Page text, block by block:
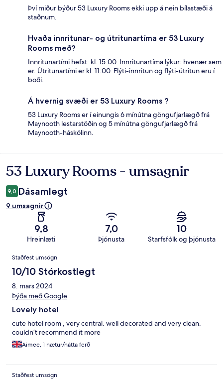
Því miður býður 53 Luxury Rooms ekki upp á nein bílastæði á
staðnum.
Hvaða innritunar- og útritunartíma er 53 Luxury
Rooms með?
Innritunartími hefst: kl. 15:00. Innritunartíma lýkur: hvenær sem
er. Útritunartími er kl. 11:00. Flýti-innritun og flýti-útritun eru í
boði.
Á hvernig svæði er 53 Luxury Rooms ?
53 Luxury Rooms er í einungis 6 mínútna göngufjarlægð frá
Maynooth lestarstöðin og 5 mínútna göngufjarlægð frá
Maynooth-háskólinn.
Umsagnir
53 Luxury Rooms - umsagnir
9,0 Dásamlegt
9 umsagnir
9,8
Hreinlæti
7,0
Þjónusta
10
Starfsfólk og þjónusta
Umsagnir
Staðfest umsögn
10/10 Stórkostlegt
8. mars 2024
Þýða með Google
Lovely hotel
cute hotel room , very central. well decorated and very clean.
couldn’t recommend it more
Aimee, 1 nætur/nátta ferð
Staðfest umsögn